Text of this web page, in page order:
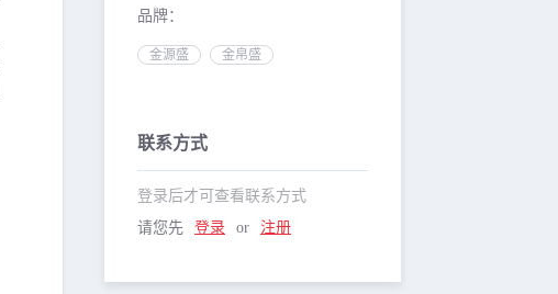
品牌：
金源盛 金帛盛
联系方式
登录后才可查看联系方式
请您先
登录 or 注册